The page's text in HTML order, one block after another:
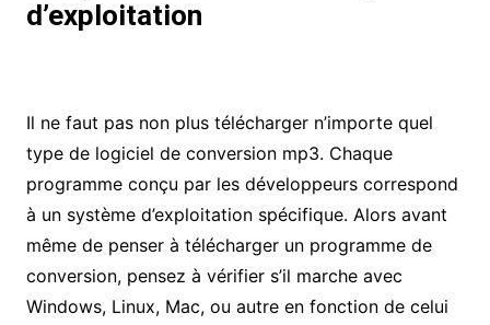
d’exploitation
Il ne faut pas non plus télécharger n’importe quel
type de logiciel de conversion mp3. Chaque
programme conçu par les développeurs correspond
à un système d’exploitation spécifique. Alors avant
même de penser à télécharger un programme de
conversion, pensez à vérifier s’il marche avec
Windows, Linux, Mac, ou autre en fonction de celui